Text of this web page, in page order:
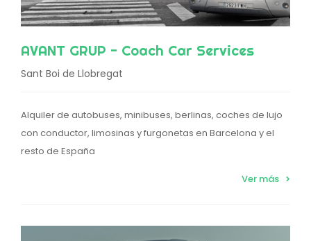
AVANT GRUP - Coach Car Services
Sant Boi de Llobregat
Alquiler de autobuses, minibuses, berlinas, coches de lujo
con conductor, limosinas y furgonetas en Barcelona y el
resto de España
Ver más